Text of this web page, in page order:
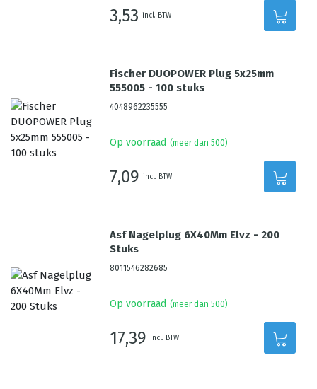
3,53 incl. BTW
Fischer DUOPOWER Plug 5x25mm
555005 - 100 stuks
4048962235555
Op voorraad (meer dan 500)
7,09 incl. BTW
Asf Nagelplug 6X40Mm Elvz - 200
Stuks
8011546282685
Op voorraad (meer dan 500)
17,39 incl. BTW